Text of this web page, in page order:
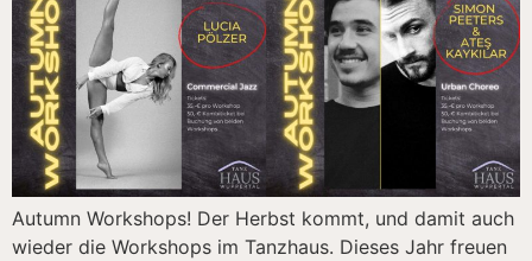
Autumn Workshops! Der Herbst kommt, und damit auch
wieder die Workshops im Tanzhaus. Dieses Jahr freuen